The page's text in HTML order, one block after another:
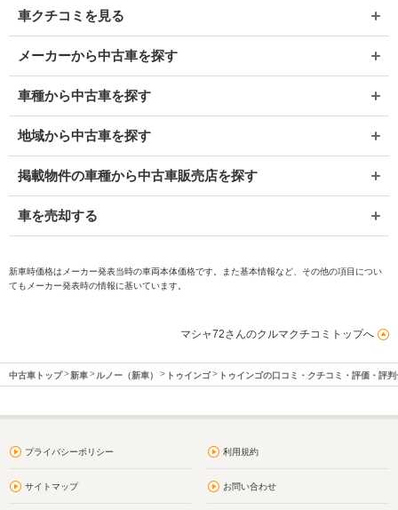
車クチコミを見る
メーカーから中古車を探す
車種から中古車を探す
地域から中古車を探す
掲載物件の車種から中古車販売店を探す
車を売却する
新車時価格はメーカー発表当時の車両本体価格です。また基本情報など、その他の項目につい
てもメーカー発表時の情報に基いています。
マシャ72さんのクルマクチコミトップへ
中古車トップ 新車 ルノー（新車） トゥインゴ トゥインゴの口コミ・クチコミ・評価・評
プライバシーポリシー 利用規約
サイトマップ お問い合わせ